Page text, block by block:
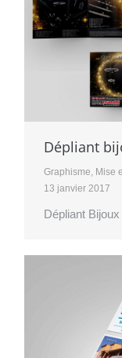
Dépliant
Graphisme, Mise
13 janvier 2017
Dépliant